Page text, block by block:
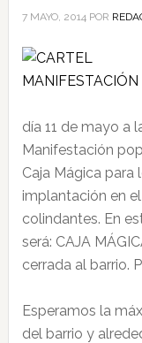
7 MAYO, 2014POR
día 11 de mayo a
Manifestación
Caja Mágica para
implantación en
colindantes. En
será: CAJA
cerrada al barrio.
Esperamos la
del barrio y